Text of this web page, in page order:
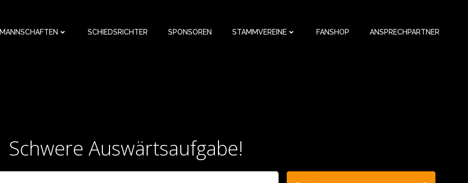
MANNSCHAFTEN SCHIEDSRICHTER SPONSOREN STAMMVEREINE FANSHOP ANSPRECHPARTNER
Schwere Auswärtsaufgabe!
Search